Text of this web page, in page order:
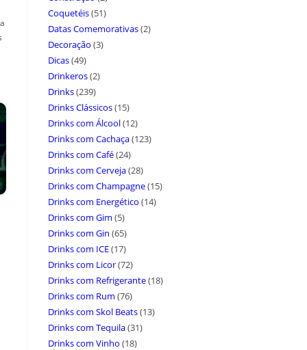
Coquetéis(51)
Datas Comemorativas(2)
Decoração (3)
Dicas(49)
Drinkeros(2)
Drinks(239)
Drinks Clássicos(15)
Drinks com Álcool(12)
Drinks com Cachaça(123)
Drinks com Café(24)
Drinks com Cerveja(28)
Drinks com Champagne(15)
Drinks com Energético (14)
Drinks com Gim (5)
Drinks com Gin (65)
Drinks com ICE(17)
Drinks com Licor(72)
Drinks com Refrigerante(18)
Drinks com Rum (76)
Drinks com Skol Beats(13)
Drinks com Tequila(31)
Drinks com Vinho (18)